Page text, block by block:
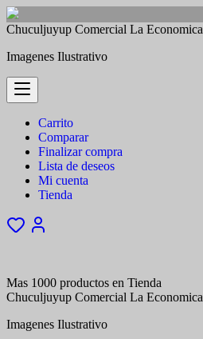
Saltar
contenido
Chuculjuyup Comercial La Economica
Imagenes Ilustrativo
Carrito
Comparar
Finalizar compra
Lista de deseos
Mi cuenta
Tienda
Mas 1000 productos en Tienda
Chuculjuyup Comercial La Economica
Imagenes Ilustrativo